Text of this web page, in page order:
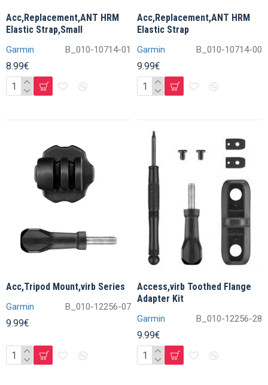
Garmin B_010-10714-01
Acc,Replacement,ANT HRM
Elastic Strap,Small
8.99€
Garmin B_010-10714-00
Acc,Replacement,ANT HRM
Elastic Strap
9.99€
Garmin B_010-12256-07
Acc,Tripod Mount,virb Series
9.99€ Garmin B_010-12256-28
Access,virb Toothed Flange
Adapter Kit
9.99€